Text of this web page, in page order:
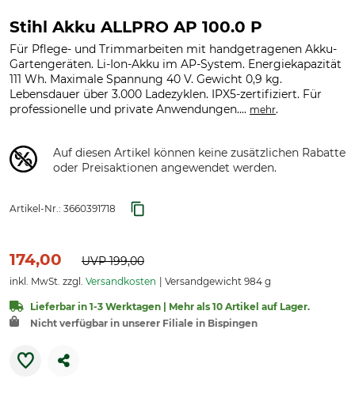
Stihl Akku ALLPRO AP 100.0 P
Für Pflege- und Trimmarbeiten mit handgetragenen Akku-
Gartengeräten. Li-Ion-Akku im AP-System. Energiekapazität
111 Wh. Maximale Spannung 40 V. Gewicht 0,9 kg.
Lebensdauer über 3.000 Ladezyklen. IPX5-zertifiziert. Für
professionelle und private Anwendungen.... mehr.
Auf diesen Artikel können keine zusätzlichen Rabatte
oder Preisaktionen angewendet werden.
Artikel-Nr.: 3660391718
174,00 UVP199,00
inkl. MwSt. zzgl. Versandkosten Versandgewicht 984 g
Lieferbar in 1-3 Werktagen | Mehr als 10 Artikel auf Lager.
Nicht verfügbar in unserer Filiale in Bispingen